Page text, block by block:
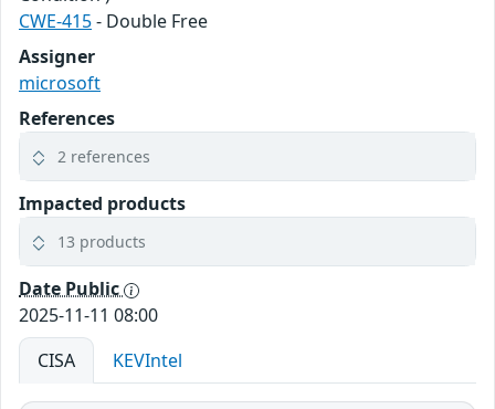
CWE-415- Double Free
Assigner
microsoft
References
2 references
Impacted products
13 products
Date Public
2025-11-11 08:00
CISA
KEVIntel